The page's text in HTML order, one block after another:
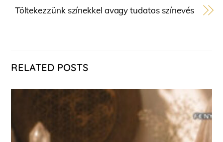
Töltekezzünk színekkel avagy tudatos színevés
RELATED POSTS